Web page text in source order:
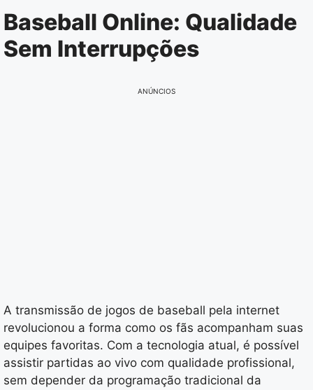
Pular
para
o
Baseball Online: Qualidade
Sem Interrupções
ANÚNCIOS
A transmissão de jogos de baseball pela internet
revolucionou a forma como os fãs acompanham suas
equipes favoritas. Com a tecnologia atual, é possível
assistir partidas ao vivo com qualidade profissional,
sem depender da programação tradicional da